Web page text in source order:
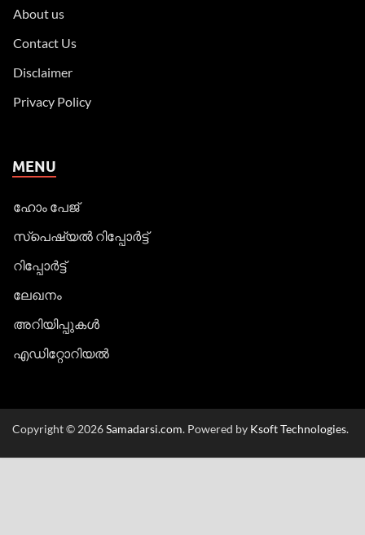
About us
Contact Us
Disclaimer
Privacy Policy
MENU
ഹോം പേജ്
സ്പെഷ്യൽ റിപ്പോര്‍ട്ട്
റിപ്പോര്‍ട്ട്
ലേഖനം
അറിയിപ്പുകള്‍
എഡിറ്റോറിയല്‍
Copyright © 2026Samadarsi.com. Powered by Ksoft Technologies.